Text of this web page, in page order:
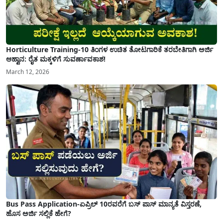
Horticulture Training-10 ತಿಂಗಳ ಉಚಿತ ತೋಟಗಾರಿಕೆ ತರಬೇತಿಗಾಗಿ ಅರ್ಜಿ
ಆಹ್ವಾನ: ರೈತ ಮಕ್ಕಳಿಗೆ ಸುವರ್ಣಾವಕಾಶ!
March 12, 2026
Bus Pass Application-ಏಪ್ರಿಲ್ 10ರವರೆಗೆ ಬಸ್ ಪಾಸ್ ಮಾನ್ಯತೆ ವಿಸ್ತರಣೆ,
ಹೊಸ ಅರ್ಜಿ ಸಲ್ಲಿಕೆ ಹೇಗೆ?